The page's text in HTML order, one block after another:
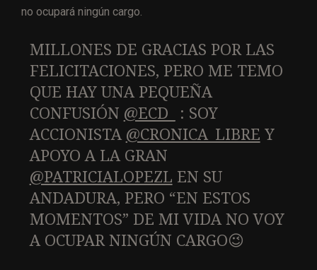
no ocupará ningún cargo.
MILLONES DE GRACIAS POR LAS
FELICITACIONES, PERO ME TEMO
QUE HAY UNA PEQUEÑA
CONFUSIÓN @ECD_
: SOY
ACCIONISTA @CRONICA_LIBRE Y
APOYO A LA GRAN
@PATRICIALOPEZL EN SU
ANDADURA, PERO “EN ESTOS
MOMENTOS” DE MI VIDA NO VOY
A OCUPAR NINGÚN CARGO😉